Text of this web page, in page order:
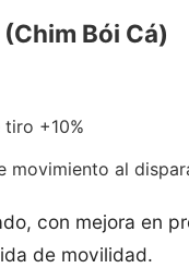
Bói Cá)
tiro +10%
movimiento al
con mejora en
de movilidad.